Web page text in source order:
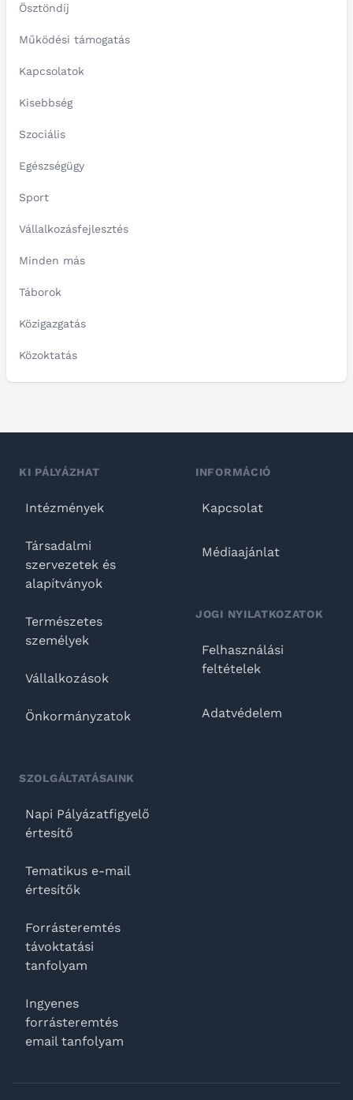
Ösztöndíj
Működési támogatás
Kapcsolatok
Kisebbség
Szociális
Egészségügy
Sport
Vállalkozásfejlesztés
Minden más
Táborok
Közigazgatás
Közoktatás
KI PÁLYÁZHAT
Intézmények
Társadalmi
szervezetek és
alapítványok
Természetes
személyek
Vállalkozások
Önkormányzatok
SZOLGÁLTATÁSAINK
Napi Pályázatfigyelő
értesítő
Tematikus e-mail
értesítők
Forrásteremtés
távoktatási
tanfolyam
Ingyenes
forrásteremtés
email tanfolyam
INFORMÁCIÓ
Kapcsolat
Médiaajánlat
JOGI NYILATKOZATOK
Felhasználási
feltételek
Adatvédelem